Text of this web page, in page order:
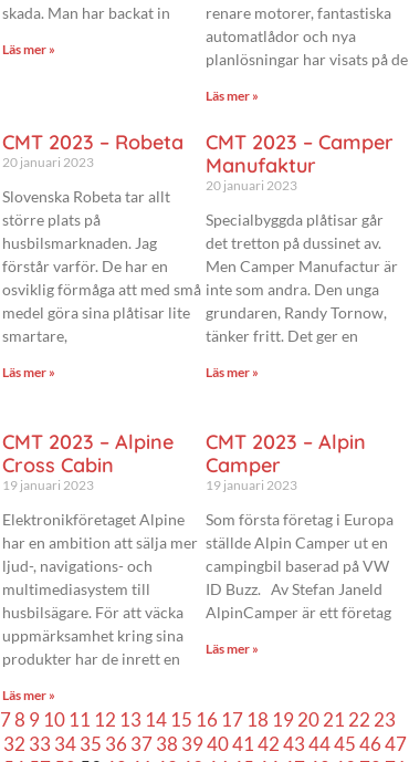
skada. Man har backat in
Läs mer »
renare motorer, fantastiska
automatlådor och nya
planlösningar har visats på de
Läs mer »
CMT 2023 – Robeta
20 januari 2023
Slovenska Robeta tar allt
större plats på
husbilsmarknaden. Jag
förstår varför. De har en
osviklig förmåga att med små
medel göra sina plåtisar lite
smartare,
Läs mer »
CMT 2023 – Camper
Manufaktur
20 januari 2023
Specialbyggda plåtisar går
det tretton på dussinet av.
Men Camper Manufactur är
inte som andra. Den unga
grundaren, Randy Tornow,
tänker fritt. Det ger en
Läs mer »
CMT 2023 – Alpine
Cross Cabin
19 januari 2023
Elektronikföretaget Alpine
har en ambition att sälja mer
ljud-, navigations- och
multimediasystem till
husbilsägare. För att väcka
uppmärksamhet kring sina
produkter har de inrett en
Läs mer »
CMT 2023 – Alpin
Camper
19 januari 2023
Som första företag i Europa
ställde Alpin Camper ut en
campingbil baserad på VW
ID Buzz. Av Stefan Janeld
AlpinCamper är ett företag
Läs mer »
78 9 10 11 12 13 14 15 16 17 18 19 2021 22 23
32 33 3435 36 3738 394041424344454647